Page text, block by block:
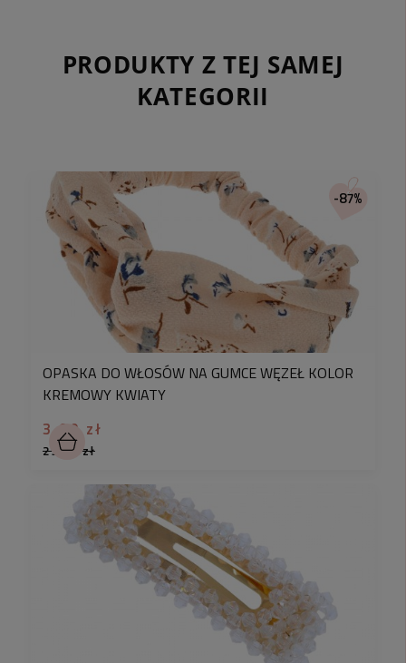
Kolor przedmiotu: fiolet, srebrny
metal nieszlachetny, akryl
PRODUKTY Z TEJ SAMEJ
KATEGORII
OPASKA DO WŁOSÓW NA GUMCE WĘZEŁ KOLOR
KREMOWY KWIATY
3,90 zł
29,90 zł
-87%